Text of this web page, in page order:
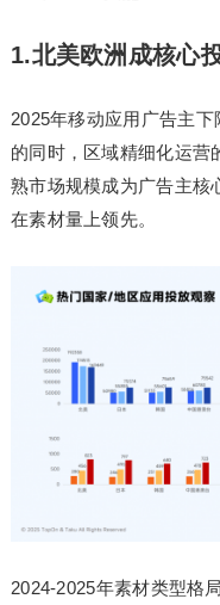
1.北美欧洲成核心
2025年移动应用广告主
的同时，区域精细化运营
熟市场规模成为广告主核
在素材量上领先。
2024-2025年素材类型格